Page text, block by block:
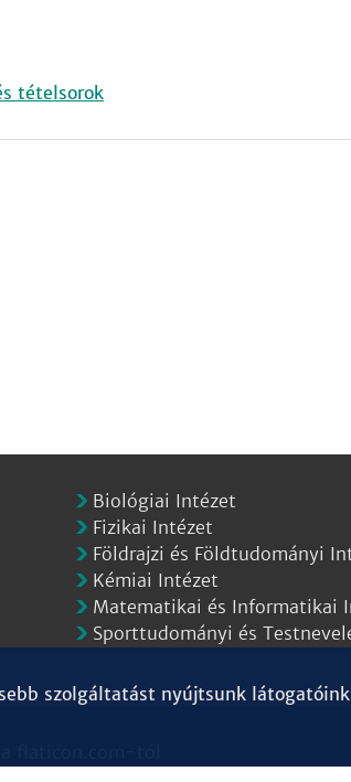
tételsorok
Biológiai Intézet
Fizikai Intézet
Földrajzi és Földtudományi
Kémiai Intézet
Matematikai és Informatikai
Sporttudományi és
szolgáltatást nyújtsunk látogatóink